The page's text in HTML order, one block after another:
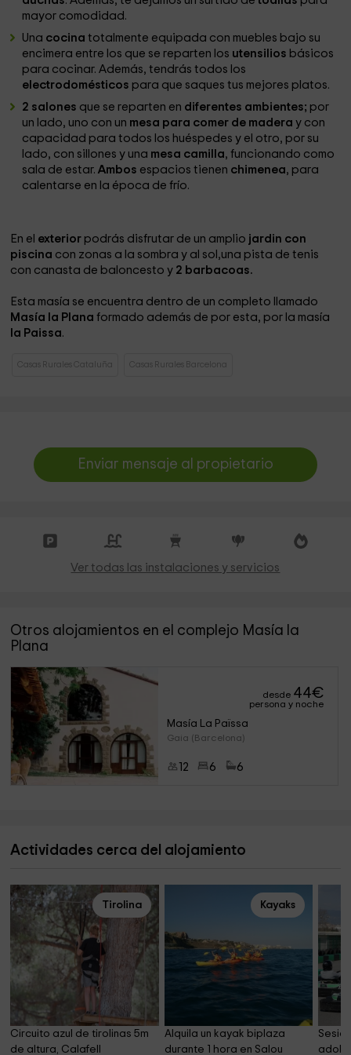
mayor comodidad.
Una cocinatotalmente equipada con muebles bajo su
encimera entre los que se reparten los utensilios básicos
para cocinar. Además, tendrás todos los
electrodomésticos para que saques tus mejores platos.
2 salones que se reparten en diferentes ambientes; por
un lado, uno con un mesa para comer de maderay con
capacidad para todos los huéspedes y el otro, por su
lado, con sillones y una mesa camilla, funcionando como
sala de estar.Ambos espacios tienen chimenea, para
calentarse en la época de frío.
En el exterior podrás disfrutar de un amplio jardin con
piscina con zonas a la sombra y al sol,una pista de tenis
con canasta de baloncesto y 2 barbacoas.
Esta masía se encuentra dentro de un completo llamado
Masía la Plana formado además de por esta, por la masía
la Paissa.
Casas Rurales Cataluña Casas Rurales Barcelona
Enviar mensaje al propietario
Ver todas las instalaciones y servicios
Otros alojamientos en el complejo Masía la
Plana
desde 44€
persona y noche
Masía La Païssa
Gaia (Barcelona)
12 6 6
Actividades cerca del alojamiento
Tirolina
Circuito azul de tirolinas 5m
de altura, Calafell
Kayaks
Alquila un kayak biplaza
durante 1 hora en Salou